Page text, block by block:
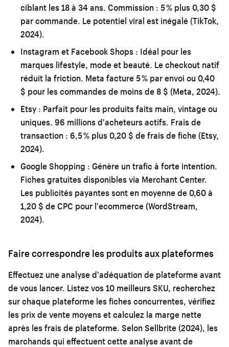
ciblant les 18 à 34 ans. Commission : 5 % plus 0,30 $
par commande. Le potentiel viral est inégalé (TikTok,
2024).
Instagram et Facebook Shops : Idéal pour les
marques lifestyle, mode et beauté. Le checkout natif
réduit la friction. Meta facture 5 % par envoi ou 0,40
$ pour les commandes de moins de 8 $ (Meta, 2024).
Etsy : Parfait pour les produits faits main, vintage ou
uniques. 96 millions d'acheteurs actifs. Frais de
transaction : 6,5 % plus 0,20 $ de frais de fiche (Etsy,
2024).
Google Shopping : Génère un trafic à forte intention.
Fiches gratuites disponibles via Merchant Center.
Les publicités payantes sont en moyenne de 0,60 à
1,20 $ de CPC pour l'ecommerce (WordStream,
2024).
Faire correspondre les produits aux plateformes
Effectuez une analyse d'adéquation de plateforme avant
de vous lancer. Listez vos 10 meilleurs SKU, recherchez
sur chaque plateforme les fiches concurrentes, vérifiez
les prix de vente moyens et calculez la marge nette
après les frais de plateforme. Selon Sellbrite (2024), les
marchands qui effectuent cette analyse avant de